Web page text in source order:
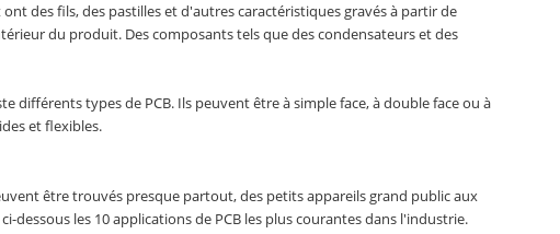
des fils, des pastilles et d'autres caractéristiques gravés à partir de
du produit. Des composants tels que des condensateurs et des
différents types de PCB. Ils peuvent être à simple face, à double face ou à
et flexibles.
être trouvés presque partout, des petits appareils grand public aux
dessous les 10 applications de PCB les plus courantes dans l'industrie.